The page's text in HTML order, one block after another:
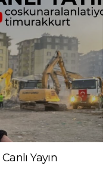
Yayın